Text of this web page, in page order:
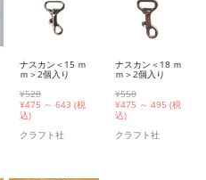
ナスカン＜15 ｍ
ｍ＞2個入り
¥528
¥475 ～ 643 (税
込)
クラフト社
ナスカン＜18 ｍ
ｍ＞2個入り
¥550
¥475 ～ 495 (税
込)
クラフト社